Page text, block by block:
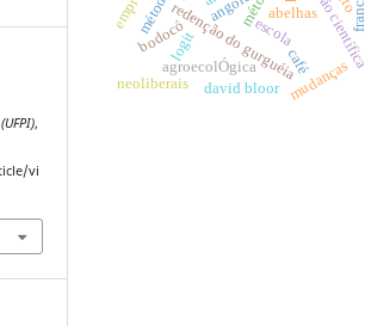
,
vi
abelhas
redenção do gurguéiamudanças
escola
agroecolÓgica
logit
bodocó
david bloor
café
neoliberais